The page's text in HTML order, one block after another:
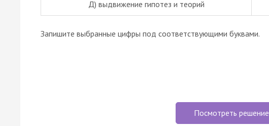
Д) выдвижение гипотез и теорий
Запишите выбранные цифры под соответствующими буквами.
Посмотреть решение